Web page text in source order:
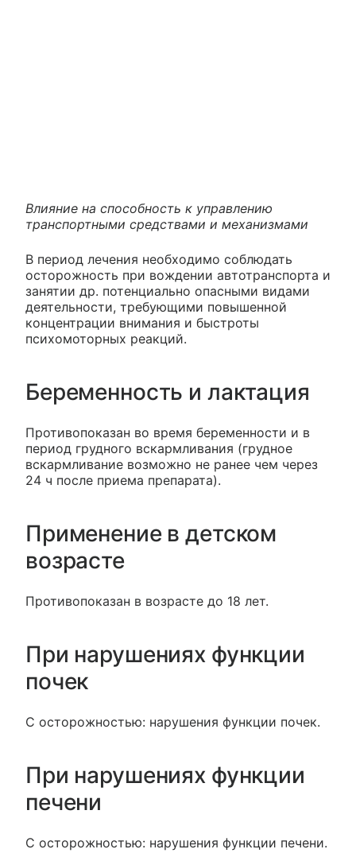
Влияние на способность к управлению
транспортными средствами и механизмами
В период лечения необходимо соблюдать
осторожность при вождении автотранспорта и
занятии др. потенциально опасными видами
деятельности, требующими повышенной
концентрации внимания и быстроты
психомоторных реакций.
Беременность и лактация
Противопоказан во время беременности и в
период грудного вскармливания (грудное
вскармливание возможно не ранее чем через
24 ч после приема препарата).
Применение в детском
возрасте
Противопоказан в возрасте до 18 лет.
При нарушениях функции
почек
С осторожностью: нарушения функции почек.
При нарушениях функции
печени
С осторожностью: нарушения функции печени.